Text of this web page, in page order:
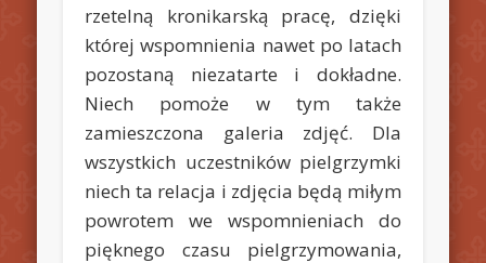
rzetelną kronikarską pracę, dzięki
której wspomnienia nawet po latach
pozostaną niezatarte i dokładne.
Niech pomoże w tym także
zamieszczona galeria zdjęć. Dla
wszystkich uczestników pielgrzymki
niech ta relacja i zdjęcia będą miłym
powrotem we wspomnieniach do
pięknego czasu pielgrzymowania,